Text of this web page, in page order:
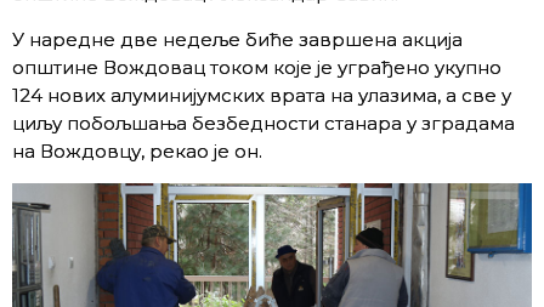
У наредне две недеље биће завршена акција
општине Вождовац током које је уграђено укупно
124 нових алуминијумских врата на улазима, а све у
циљу побољшања безбедности станара у зградама
на Вождовцу, рекао је он.